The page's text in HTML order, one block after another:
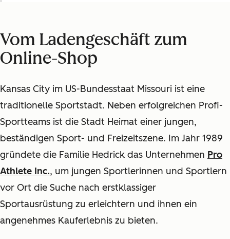
Vom Ladengeschäft zum
Online-Shop
Kansas City im US-Bundesstaat Missouri ist eine
traditionelle Sportstadt. Neben erfolgreichen Profi-
Sportteams ist die Stadt Heimat einer jungen,
beständigen Sport- und Freizeitszene. Im Jahr 1989
gründete die Familie Hedrick das Unternehmen Pro
Athlete Inc., um jungen Sportlerinnen und Sportlern
vor Ort die Suche nach erstklassiger
Sportausrüstung zu erleichtern und ihnen ein
angenehmes Kauferlebnis zu bieten.